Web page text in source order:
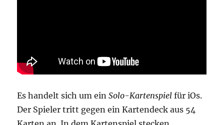
Es handelt sich um einSolo-Kartenspiel für iOs.
Der Spieler tritt gegen ein Kartendeck aus 54